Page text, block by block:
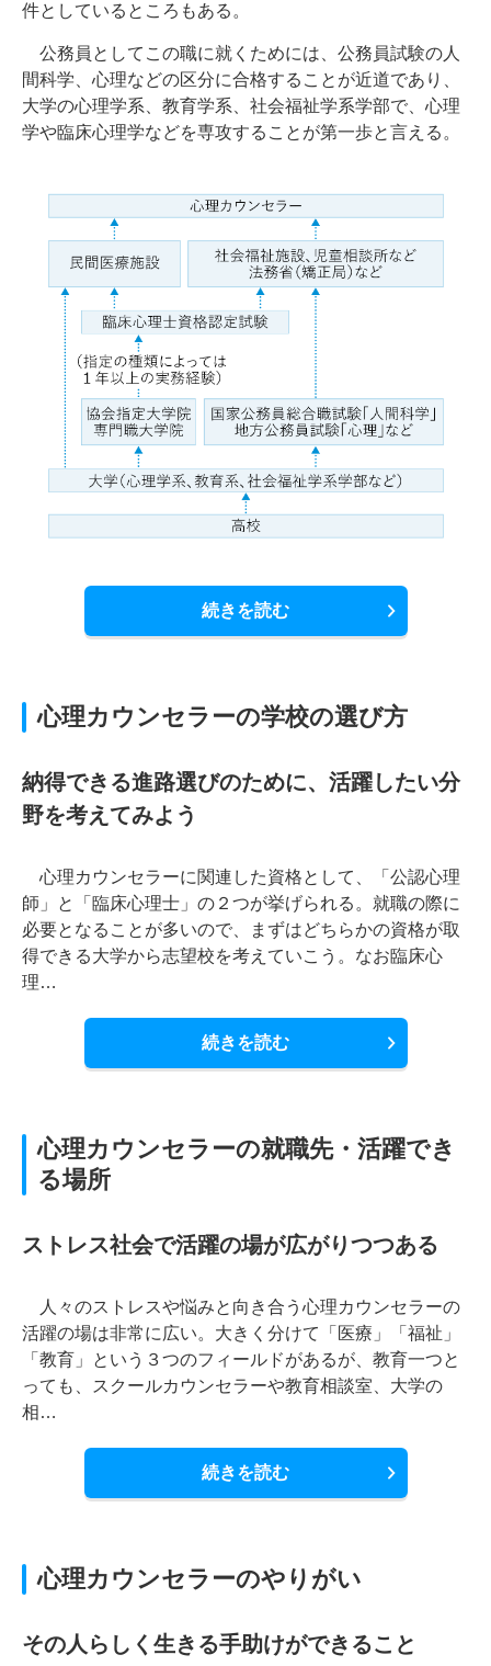
件としているところもある。
公務員としてこの職に就くためには、公務員試験の人
間科学、心理などの区分に合格することが近道であり、
大学の心理学系、教育学系、社会福祉学系学部で、心理
学や臨床心理学などを専攻することが第一歩と言える。
続きを読む
心理カウンセラーの学校の選び方
納得できる進路選びのために、活躍したい分
野を考えてみよう
心理カウンセラーに関連した資格として、「公認心理
師」と「臨床心理士」の２つが挙げられる。就職の際に
必要となることが多いので、まずはどちらかの資格が取
得できる大学から志望校を考えていこう。なお臨床心
理…
続きを読む
心理カウンセラーの就職先・活躍でき
る場所
ストレス社会で活躍の場が広がりつつある
人々のストレスや悩みと向き合う心理カウンセラーの
活躍の場は非常に広い。大きく分けて「医療」「福祉」
「教育」という３つのフィールドがあるが、教育一つと
っても、スクールカウンセラーや教育相談室、大学の
相…
続きを読む
心理カウンセラーのやりがい
その人らしく生きる手助けができること